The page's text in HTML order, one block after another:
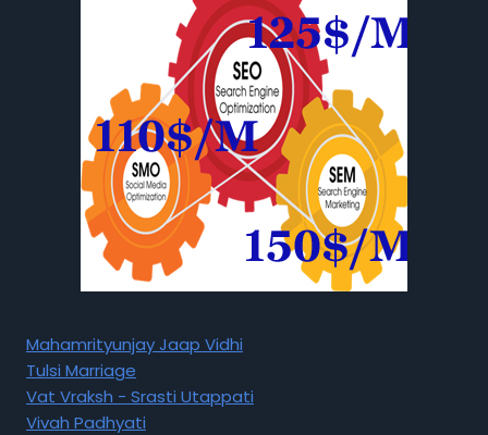
Mahamrityunjay Jaap Vidhi
Tulsi Marriage
Vat Vraksh - Srasti Utappati
Vivah Padhyati